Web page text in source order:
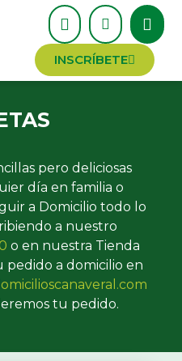
INSCRÍBETE
pero deliciosas
día en familia o
a Domicilio todo lo
a nuestro
o en nuestra Tienda
pedido a domicilio en
tu pedido.